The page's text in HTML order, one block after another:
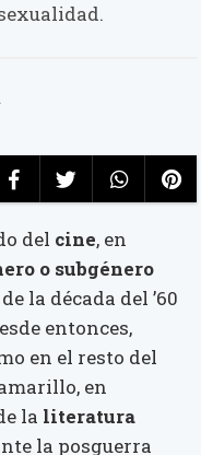
del cine, en
o subgénero
la década del ’60
entonces,
en el resto del
en
la literatura
la posguerra